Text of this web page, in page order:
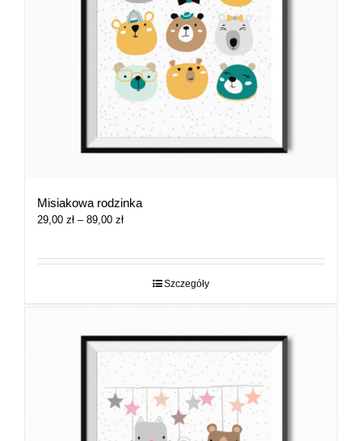
Misiakowa rodzinka
29,00 zł – 89,00 złZakres
29,00 zł
Szczegóły